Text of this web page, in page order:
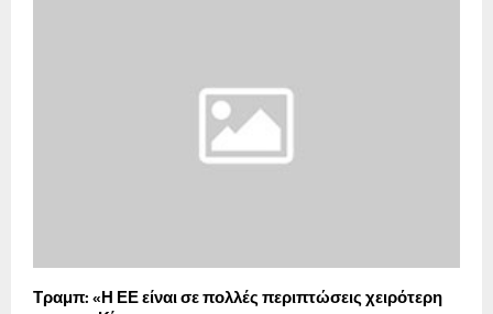
Τραμπ: «Η ΕΕ είναι σε πολλές περιπτώσεις χειρότερη